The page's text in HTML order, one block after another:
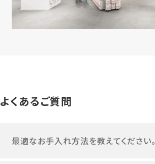
よくあるご質問
最適なお手入れ方法を教えてください。